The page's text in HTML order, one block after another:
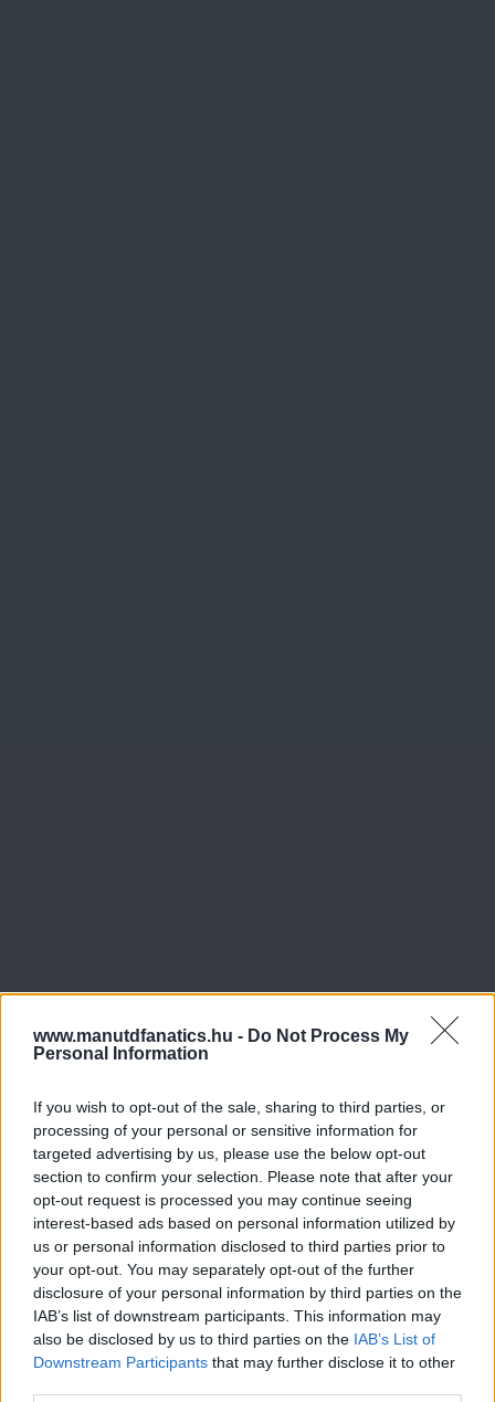
www.manutdfanatics.hu - Do Not Process My
Personal Information
If you wish to opt-out of the sale, sharing to third parties, or
processing of your personal or sensitive information for
targeted advertising by us, please use the below opt-out
section to confirm your selection. Please note that after your
opt-out request is processed you may continue seeing
interest-based ads based on personal information utilized by
us or personal information disclosed to third parties prior to
your opt-out. You may separately opt-out of the further
disclosure of your personal information by third parties on the
IAB’s list of downstream participants. This information may
also be disclosed by us to third parties on the IAB’s List of
Downstream Participants that may further disclose it to other